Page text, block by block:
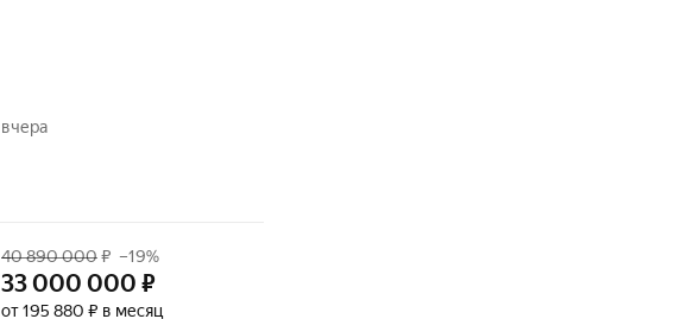
вчера
40 890 000₽ –19%
33 000 000 ₽
от 195 880 ₽ в месяц